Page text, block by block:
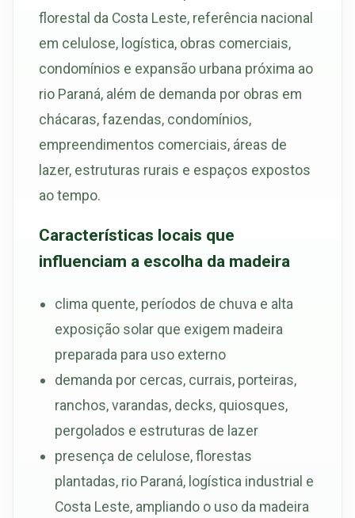
florestal da Costa Leste, referência nacional
em celulose, logística, obras comerciais,
condomínios e expansão urbana próxima ao
rio Paraná, além de demanda por obras em
chácaras, fazendas, condomínios,
empreendimentos comerciais, áreas de
lazer, estruturas rurais e espaços expostos
ao tempo.
Características locais que
influenciam a escolha da madeira
clima quente, períodos de chuva e alta
exposição solar que exigem madeira
preparada para uso externo
demanda por cercas, currais, porteiras,
ranchos, varandas, decks, quiosques,
pergolados e estruturas de lazer
presença de celulose, florestas
plantadas, rio Paraná, logística industrial e
Costa Leste, ampliando o uso da madeira